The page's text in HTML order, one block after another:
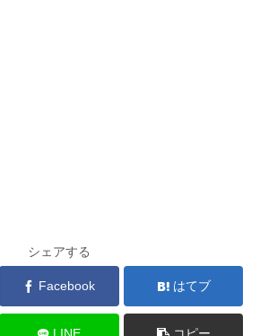
シェアする
Facebook はてブ